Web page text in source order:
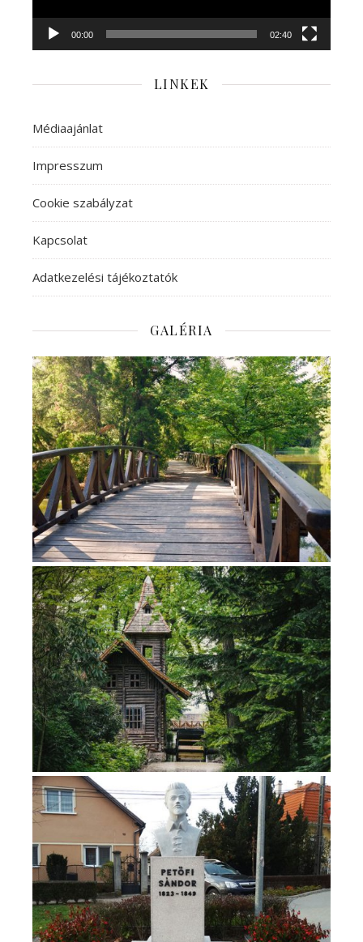
00:00 02:40
LINKEK
Médiaajánlat
Impresszum
Cookie szabályzat
Kapcsolat
Adatkezelési tájékoztatók
GALÉRIA